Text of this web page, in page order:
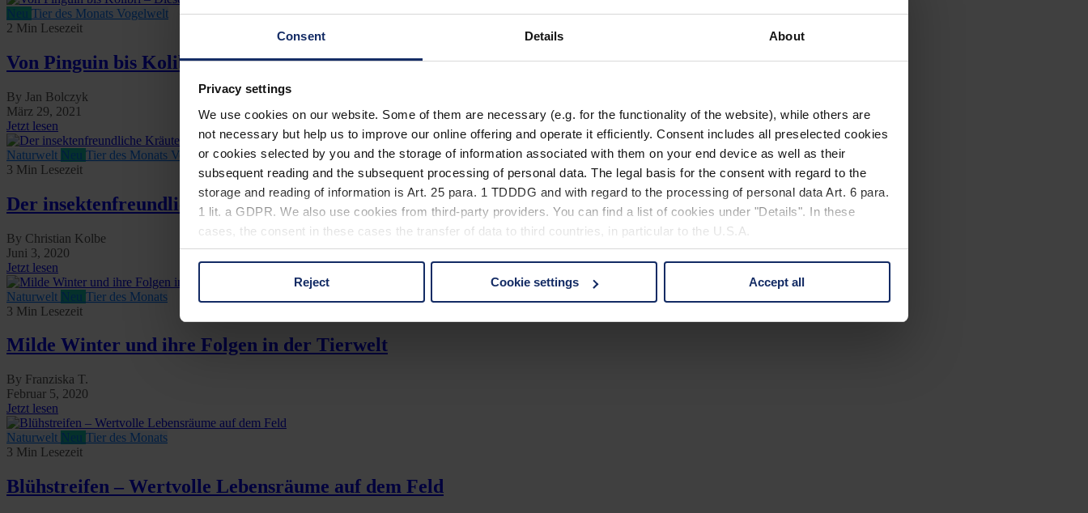
Consent Details About
Privacy settings
We use cookies on our website. Some of them are necessary (e.g. for the functionality of the website), while others are
not necessary but help us to improve our online offering and operate it efficiently. Consent includes all preselected cookies
or cookies selected by you and the storage of information associated with them on your end device as well as their
subsequent reading and the subsequent processing of personal data. The legal basis for the consent with regard to the
storage and reading of information is Art. 25 para. 1 TDDDG and with regard to the processing of personal data Art. 6 para.
1 lit. a GDPR. We also use cookies from third-party providers. You can find a list of cookies under "Details". In these
cases, the consent in these cases the transfer of data to third countries, in particular to the U.S.A.
You can consent to the use of non-essential cookies by clicking on the "Accept all" button or change your mind by clicking
Reject Cookie settings Accept all
Tier des Monats Vogelwelt
2 Min Lesezeit
Von Pinguin bis Kolibri – Diese Merkmale haben alle Vögel
By Jan Bolczyk
März 29, 2021
Jetzt lesen
Naturwelt Tier des Monats Vogelwelt
3 Min Lesezeit
Der insektenfreundliche Kräuterkasten
By Christian Kolbe
Juni 3, 2020
Jetzt lesen
Naturwelt
Tier des Monats
3 Min Lesezeit
Milde Winter und ihre Folgen in der Tierwelt
By Franziska T.
Februar 5, 2020
Jetzt lesen
Naturwelt
Tier des Monats
3 Min Lesezeit
Blühstreifen – Wertvolle Lebensräume auf dem Feld